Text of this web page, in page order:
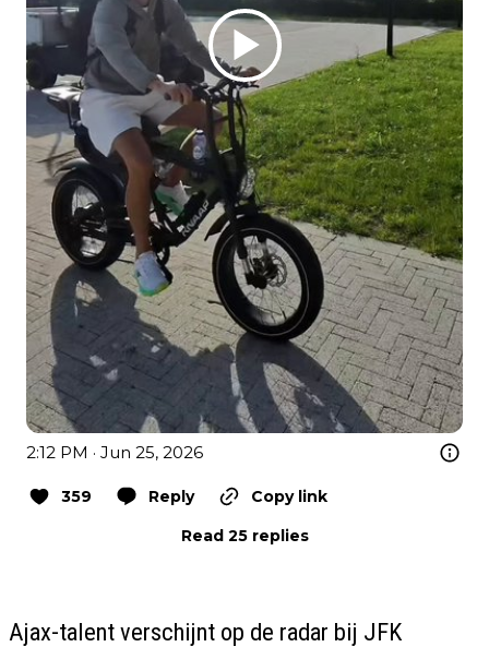
2:12 PM · Jun 25, 2026
359 Reply
Copy link
Read 25 replies
Ajax-talent verschijnt op de radar bij JFK